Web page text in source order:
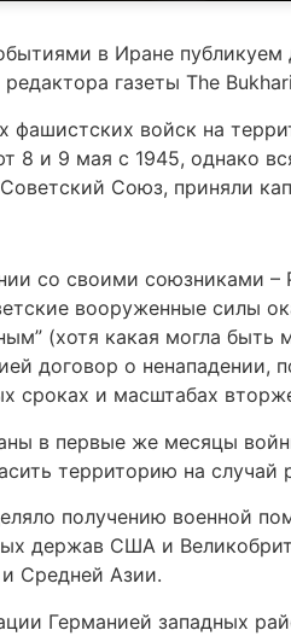
в Иране публикуем
газеты The
фашистских войск на
8 и 9 мая с 1945, однако
Союз, приняли
со своими союзниками
вооруженные силы
(хотя какая могла
договор о ненападении,
сроках и масштабах
в первые же месяцы
территорию на
получению военной
держав США и
Средней Азии.
Германией западных